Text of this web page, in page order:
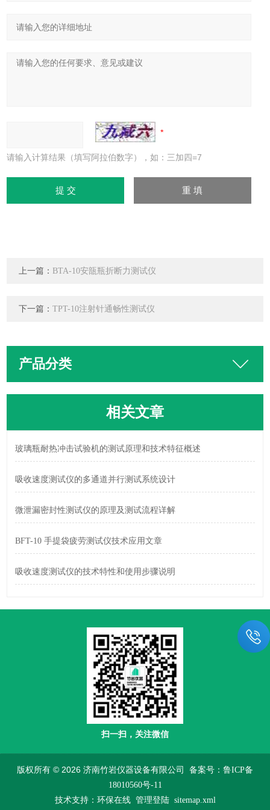
请输入计算结果（填写阿拉伯数字），如：三加四=7
上一篇： BTA-10安瓿瓶折断力测试仪
下一篇：TPT-10注射针通畅性测试仪
产品分类
相关文章
玻璃瓶耐热冲击试验机的测试原理和技术特征概述
吸收速度测试仪的多通道并行测试系统设计
微泄漏密封性测试仪的原理及测试流程详解
BFT-10 手提袋疲劳测试仪技术应用文章
吸收速度测试仪的技术特性和使用步骤说明
扫一扫，关注微信
版权所有 © 2026 济南竹岩仪器设备有限公司 备案号：鲁ICP备
18010560号-11
技术支持： 环保在线 管理登陆 sitemap.xml